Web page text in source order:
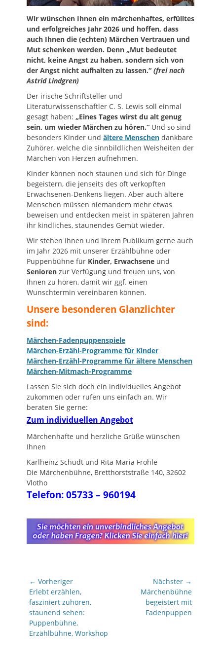
Wir wünschen Ihnen ein märchenhaftes, erfülltes
und erfolgreiches Jahr 2026 und hoffen, dass
auch Ihnen die (echten) Märchen Vertrauen und
Mut schenken werden. Denn „Mut bedeutet
nicht, keine Angst zu haben, sondern sich von
der Angst nicht aufhalten zu lassen.“ (frei nach
Astrid Lindgren)
Der irische Schriftsteller und
Literaturwissenschaftler C. S. Lewis soll einmal
gesagt haben: „Eines Tages wirst du alt genug
sein, um wieder Märchen zu hören.“ Und so sind
besonders Kinder und ältere Menschen dankbare
Zuhörer, welche die sinnbildlichen Weisheiten der
Märchen von Herzen aufnehmen.
Kinder können noch staunen und sich für Dinge
begeistern, die jenseits des oft verkopften
Erwachsenen-Denkens liegen. Aber auch ältere
Menschen müssen niemandem mehr etwas
beweisen und entdecken meist in späteren Jahren
ihr kindliches, staunendes Gemüt wieder.
Wir stehen Ihnen und Ihrem Publikum gerne auch
im Jahr 2026 mit unserer Erzählbühne oder
Puppenbühne für Kinder, Erwachsene und
Senioren zur Verfügung und freuen uns, von
Ihnen zu hören, damit wir ggf. einen
Wunschtermin vereinbaren können.
Unsere besonderen Glanzlichter
sind:
Märchen-Fadenpuppenspiele
Märchen-Erzähl-Programme für Kinder
Märchen-Erzähl-Programme für ältere Menschen
Märchen-Mitmach-Programme
Lassen Sie sich doch ein individuelles Angebot
zukommen oder rufen uns einfach an. Wir
beraten Sie gerne:
Zum individuellen Angebot
Märchenhafte und herzliche Grüße wünschen
Ihnen
Karlheinz Schudt und Rita Maria Fröhle
Die Märchenbühne, Bretthorststraße 140, 32602
Vlotho
Telefon: 05733 – 960194
Beitragsnavigation
← Vorheriger
Vorheriger
Beitrag:
Erlebt erzählen,
fasziniert zuhören,
staunend sehen:
Puppenbühne,
Erzählbühne, Workshop
Nächster →
Märchenbühne
begeistert mit
Fadenpuppen